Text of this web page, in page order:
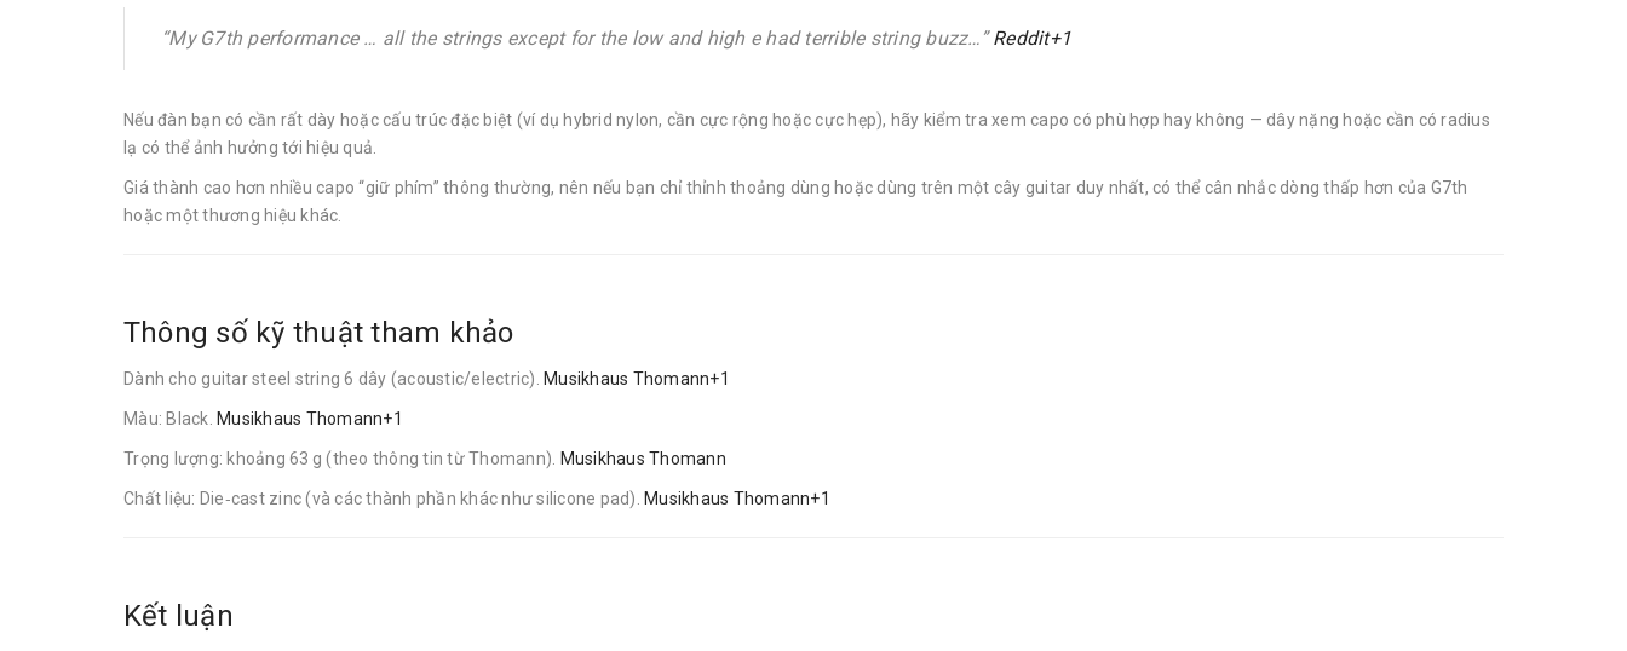
“My G7th performance … all the strings except for the low and high e had terrible string buzz…”Reddit+1
Nếu đàn bạn có cần rất dày hoặc cấu trúc đặc biệt (ví dụ hybrid nylon, cần cực rộng hoặc cực hẹp), hãy kiểm tra xem capo có phù hợp hay không — dây nặng hoặc cần có radius
lạ có thể ảnh hưởng tới hiệu quả.
Giá thành cao hơn nhiều capo “giữ phím” thông thường, nên nếu bạn chỉ thỉnh thoảng dùng hoặc dùng trên một cây guitar duy nhất, có thể cân nhắc dòng thấp hơn của G7th
hoặc một thương hiệu khác.
Thông số kỹ thuật tham khảo
Dành cho guitar steel string 6 dây (acoustic/electric). Musikhaus Thomann+1
Màu: Black. Musikhaus Thomann+1
Trọng lượng: khoảng 63 g (theo thông tin từ Thomann). Musikhaus Thomann
Chất liệu: Die‑cast zinc (và các thành phần khác như silicone pad). Musikhaus Thomann+1
Kết luận